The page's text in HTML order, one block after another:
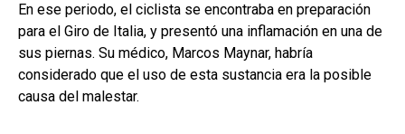
En ese periodo, el ciclista se encontraba en preparación
para el Giro de Italia, y presentó una inflamación en una de
sus piernas. Su médico, Marcos Maynar, habría
considerado que el uso de esta sustancia era la posible
causa del malestar.